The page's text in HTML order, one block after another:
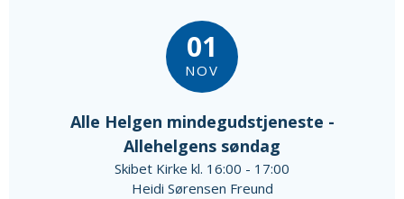
01
NOV
Alle Helgen mindegudstjeneste -
Allehelgens søndag
Skibet Kirke kl. 16:00 - 17:00
Heidi Sørensen Freund